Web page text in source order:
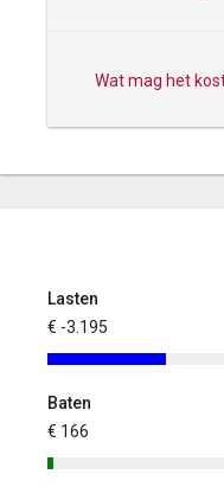
Wat mag het
Lasten
€ -3.195
Baten
€ 166